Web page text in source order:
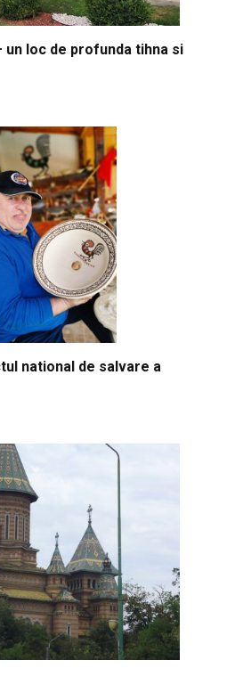
un loc de profunda tihna si
national de salvare a